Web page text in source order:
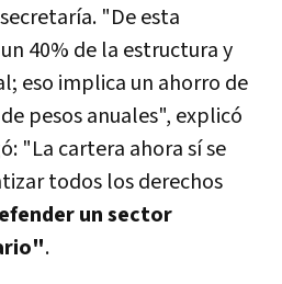
"De esta
40% de la estructura y
eso implica un ahorro de
pesos anuales", explicó
"La cartera ahora sí se
todos los derechos
un sector
.